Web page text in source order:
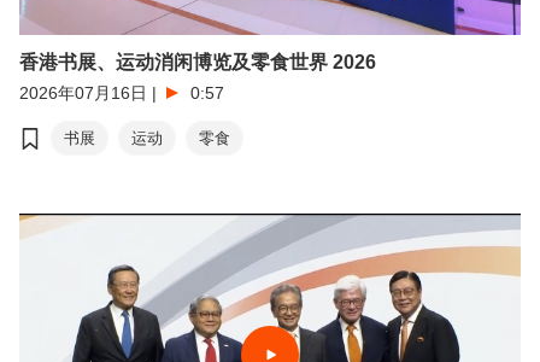
香港书展、运动消闲博览及零食世界 2026
2026年07月16日 | 0:57
书展 运动 零食